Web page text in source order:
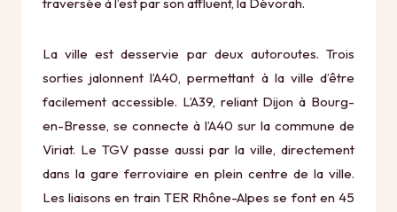
La ville est desservie par deux autoroutes. Trois
sorties jalonnent l’A40, permettant à la ville d’être
facilement accessible. L’A39, reliant Dijon à Bourg-
en-Bresse, se connecte à l’A40 sur la commune de
Viriat. Le TGV passe aussi par la ville, directement
dans la gare ferroviaire en plein centre de la ville.
Les liaisons en train TER Rhône-Alpes se font en 45